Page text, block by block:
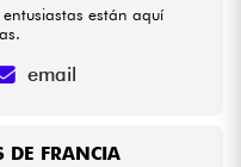
DE FRANCIA
están aquí
email